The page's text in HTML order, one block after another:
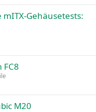
Gehäusetests:
FC8
M20